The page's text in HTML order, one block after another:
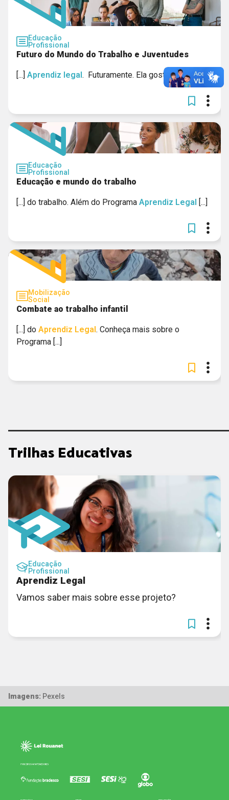
Educação
Profissional
Futuro do Mundo do Trabalho e Juventudes
[...] Aprendiz legal. Futuramente. Ela gostaria [...]
Educação
Profissional
Educação e mundo do trabalho
[...] do trabalho. Além do Programa Aprendiz Legal [...]
Mobilização
Social
Combate ao trabalho infantil
[...] do Aprendiz Legal. Conheça mais sobre o
Programa [...]
Trilhas Educativas
Educação
Profissional
Aprendiz Legal
Vamos saber mais sobre esse projeto?
Imagens: Pexels